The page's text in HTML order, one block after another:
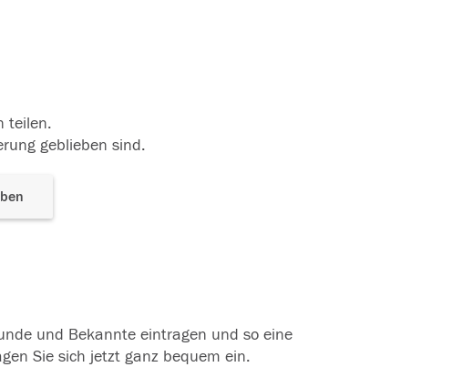
teilen.
geblieben sind.
und Bekannte eintragen und so eine
Sie sich jetzt ganz bequem ein.